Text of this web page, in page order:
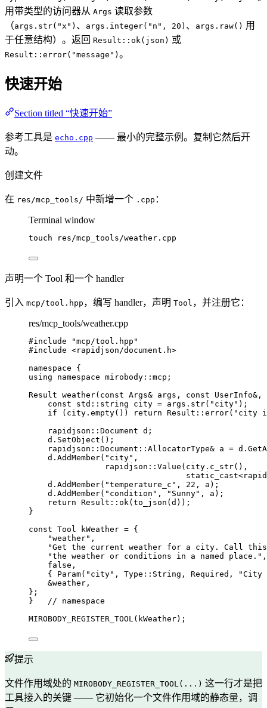
用带类型的访问器从 Args 读取参数
（args.str("x") 、 args.integer("n", 20) 、 args.raw() 用
于任意结构）。返回 Result::ok(json) 或
Result::error("message") 。
快速开始
Section titled “快速开始”
参考工具是 echo.cpp —— 最小的完整示例。复制它然后开
动。
创建文件
在 res/mcp_tools/ 中新增一个 .cpp ：
Terminal window
touch res/mcp_tools/weather.cpp
声明一个 Tool 和一个 handler
引入 mcp/tool.hpp ，编写 handler，声明 Tool ，并注册它：
res/mcp_tools/weather.cpp
#include "mcp/tool.hpp "
#include <rapidjson/document.h>
namespace {
using
namespace mirobody::mcp;
Result weather( const Args& args , const UserInfo& ,
const std::string city = args . str( " city" );
if ( city . empty()) return Result:: error( " city
rapidjson::Document d;
d . SetObject ();
rapidjson::Document::AllocatorType& a = d .
d . AddMember( " city" ,
rapidjson:: Value ( city . c_str(),
static_cast<
d . AddMember( "temperature_c " , 22 , a);
d . AddMember( " condition " , " Sunny" , a);
return Result:: ok( to_json (d));
}
const Tool kWeather = {
"weather" ,
"Get the current weather for a city. Call this
"the weather or conditions in a named place. " ,
false ,
{ Param( " city" , Type::String, Required, "City
&weather,
};
}
   // namespace
MIROBODY_REGISTER_TOOL(kWeather);
提示
文件作用域处的 MIROBODY_REGISTER_TOOL(...) 这一行才是把
工具接入的关键 —— 它初始化一个文件作用域的静态量，调